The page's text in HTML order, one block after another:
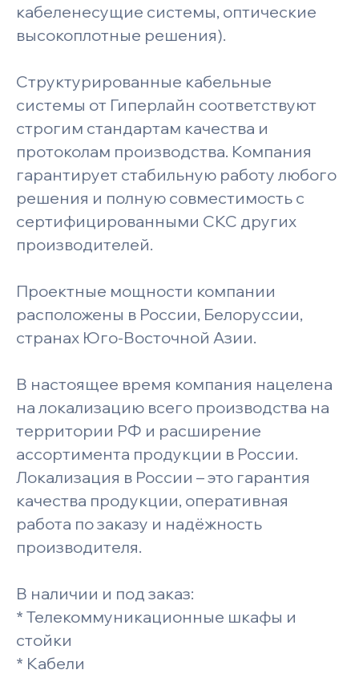
кабеленесущие системы, оптические
высокоплотные решения).
Структурированные кабельные
системы от Гиперлайн соответствуют
строгим стандартам качества и
протоколам производства. Компания
гарантирует стабильную работу любого
решения и полную совместимость с
сертифицированными СКС других
производителей.
Проектные мощности компании
расположены в России, Белоруссии,
странах Юго-Восточной Азии.
В настоящее время компания нацелена
на локализацию всего производства на
территории РФ и расширение
ассортимента продукции в России.
Локализация в России – это гарантия
качества продукции, оперативная
работа по заказу и надёжность
производителя.
В наличии и под заказ:
* Телекоммуникационные шкафы и
стойки
* Кабели